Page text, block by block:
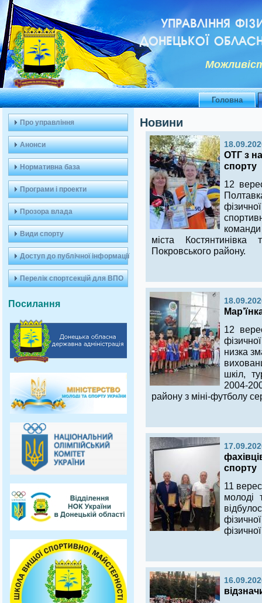
УПРАВЛІННЯ
ДОНЕЦЬКОЇ
Головна
Про управління
Анонси
Нормативна база
Програми і проекти
Прозора влада
Види спорту
Доступ до публічної інформації
Перелік спортсекцій для ВПО
Посилання
Новини
ОТГ з
спорту
12
міста
Покровського району.
12
низка
шкіл,
2004-
району з міні-футболу
спорту
11
молоді